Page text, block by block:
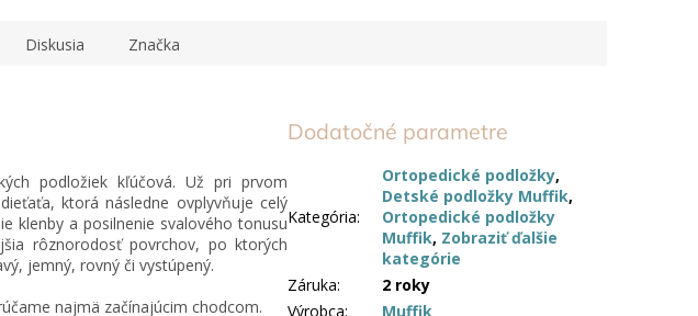
Diskusia Značka
podložiek kľúčová. Už pri prvom
ktorá následne ovplyvňuje celý
klenby a posilnenie svalového tonusu
rôznorodosť povrchov, po ktorých
jemný, rovný či vystúpený.
najmä začínajúcim chodcom.
Dodatočné parametre
Kategória:
Ortopedické podložky,
Detské podložky Muffik,
Ortopedické podložky
Muffik, Zobraziť ďalšie
kategórie
Záruka:
2 roky
Výrobca: Muffik